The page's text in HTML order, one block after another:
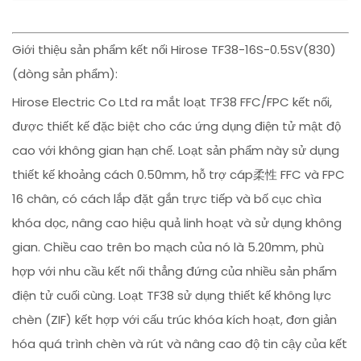
Giới thiệu sản phẩm kết nối Hirose TF38-16S-0.5SV(830)
(dòng sản phẩm):
Hirose Electric Co Ltd ra mắt loạt TF38 FFC/FPC kết nối,
được thiết kế đặc biệt cho các ứng dụng điện tử mật độ
cao với không gian hạn chế. Loạt sản phẩm này sử dụng
thiết kế khoảng cách 0.50mm, hỗ trợ cáp柔性 FFC và FPC
16 chân, có cách lắp đặt gắn trực tiếp và bố cục chìa
khóa dọc, nâng cao hiệu quả linh hoạt và sử dụng không
gian. Chiều cao trên bo mạch của nó là 5.20mm, phù
hợp với nhu cầu kết nối thẳng đứng của nhiều sản phẩm
điện tử cuối cùng. Loạt TF38 sử dụng thiết kế không lực
chèn (ZIF) kết hợp với cấu trúc khóa kích hoạt, đơn giản
hóa quá trình chèn và rút và nâng cao độ tin cậy của kết